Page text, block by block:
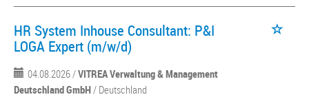
HR System Inhouse Consultant: P&I
LOGA Expert (m/w/d)
04.08.2026 /VITREA Verwaltung & Management
Deutschland GmbH/ Deutschland